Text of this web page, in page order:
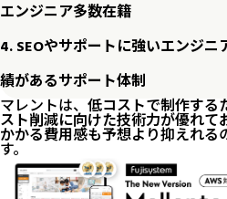
エンジニア多数在籍
4. SEOやサポートに強いエンジニ
績があるサポート体制
マレントは、 低コストで制作する
スト削減に向けた技術力が優れて
かかる費用感も予想より抑えれる
す。